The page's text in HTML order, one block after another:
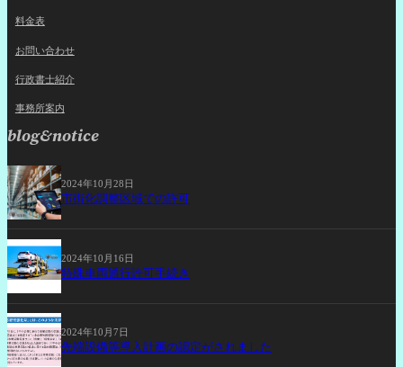
料金表
お問い合わせ
行政書士紹介
事務所案内
blog&notice
2024年10月28日
市街化調整区域での許可
2024年10月16日
特殊車両通行許可手続き
2024年10月7日
先端設備等導入計画の認定がされました